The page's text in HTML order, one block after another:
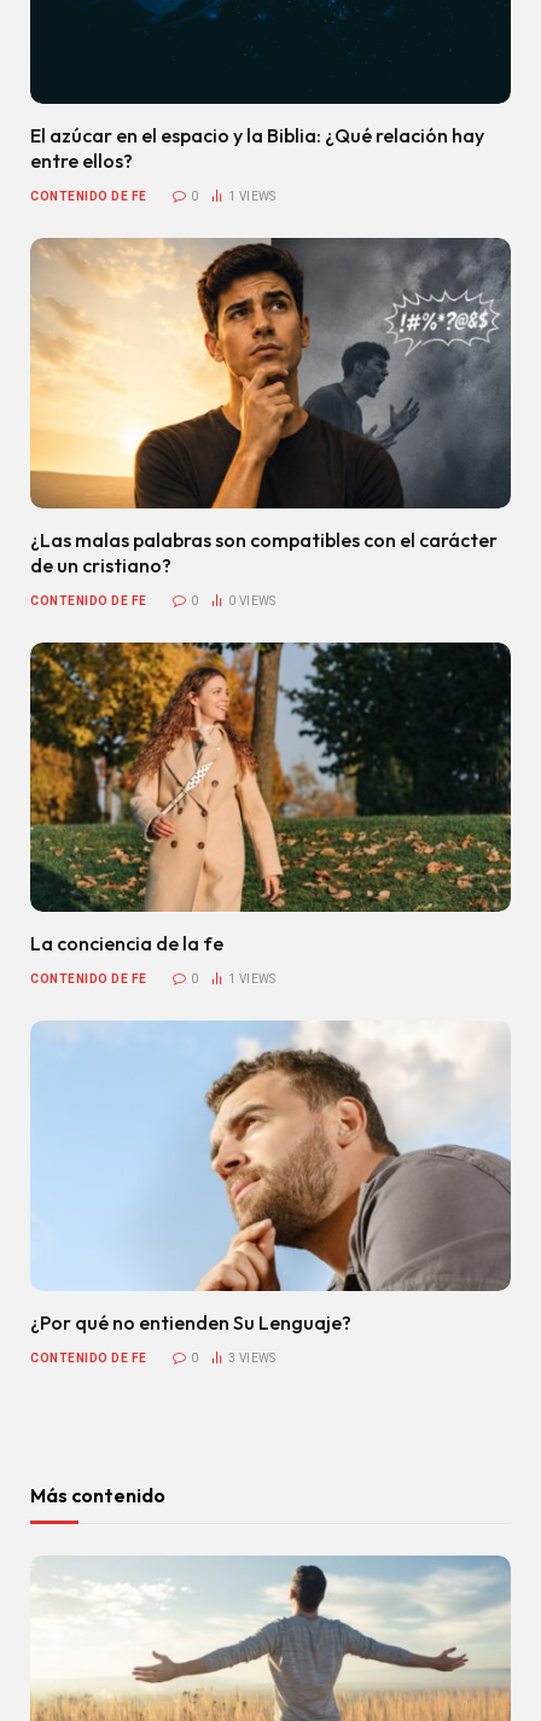
El azúcar en el espacio y la Biblia: ¿Qué relación hay
entre ellos?
CONTENIDO DE FE 0 1VIEWS
¿Las malas palabras son compatibles con el carácter
de un cristiano?
CONTENIDO DE FE 0 0VIEWS
La conciencia de la fe
CONTENIDO DE FE 0 1VIEWS
¿Por qué no entienden Su Lenguaje?
CONTENIDO DE FE 0 3VIEWS
Más contenido